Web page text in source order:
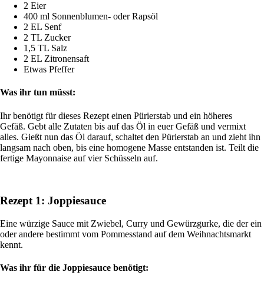
2 Eier
400 ml Sonnenblumen- oder Rapsöl
2 EL Senf
2 TL Zucker
1,5 TL Salz
2 EL Zitronensaft
Etwas Pfeffer
Was ihr tun müsst:
Ihr benötigt für dieses Rezept einen Pürierstab und ein höheres
Gefäß. Gebt alle Zutaten bis auf das Öl in euer Gefäß und vermixt
alles. Gießt nun das Öl darauf, schaltet den Pürierstab an und zieht ihn
langsam nach oben, bis eine homogene Masse entstanden ist. Teilt die
fertige Mayonnaise auf vier Schüsseln auf.
Rezept 1: Joppiesauce
Eine würzige Sauce mit Zwiebel, Curry und Gewürzgurke, die der ein
oder andere bestimmt vom Pommesstand auf dem Weihnachtsmarkt
kennt.
Was ihr für die Joppiesauce benötigt: